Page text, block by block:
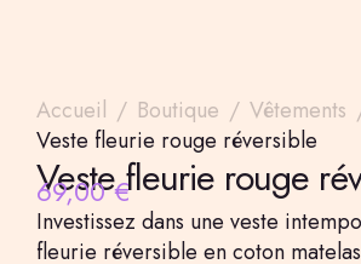
Accueil Boutique Vêtements
Veste fleurie rouge réversible
Veste fleurie rouge
69,00€
Investissez dans une veste
fleurie réversible en coton